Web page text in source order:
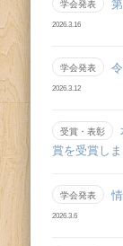
学会発表
2026.3.16
学会発表
2026.3.12
受賞・表彰
賞を受賞しま
学会発表
2026.3.6